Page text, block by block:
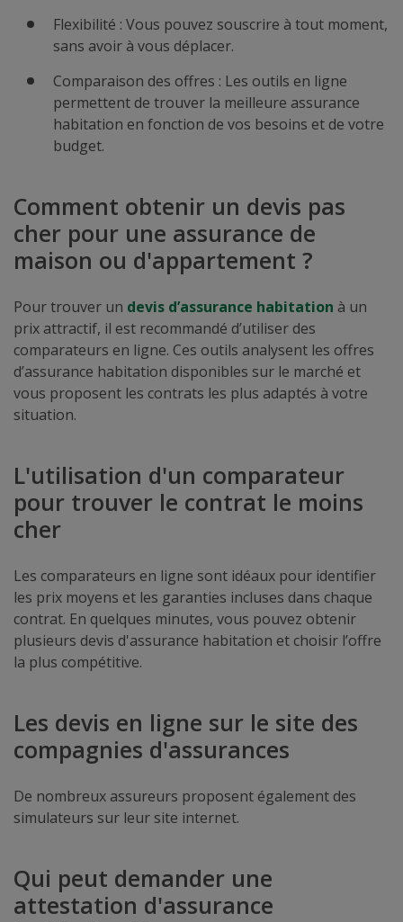
Flexibilité : Vous pouvez souscrire à tout moment,
sans avoir à vous déplacer.
Comparaison des offres : Les outils en ligne
permettent de trouver la meilleure assurance
habitation en fonction de vos besoins et de votre
budget.
Comment obtenir un devis pas
cher pour une assurance de
maison ou d'appartement ?
Pour trouver un devis d’assurance habitation à un
prix attractif, il est recommandé d’utiliser des
comparateurs en ligne. Ces outils analysent les offres
d’assurance habitation disponibles sur le marché et
vous proposent les contrats les plus adaptés à votre
situation.
L'utilisation d'un comparateur
pour trouver le contrat le moins
cher
Les comparateurs en ligne sont idéaux pour identifier
les prix moyens et les garanties incluses dans chaque
contrat. En quelques minutes, vous pouvez obtenir
plusieurs devis d'assurance habitation et choisir l’offre
la plus compétitive.
Les devis en ligne sur le site des
compagnies d'assurances
De nombreux assureurs proposent également des
simulateurs sur leur site internet.
Qui peut demander une
attestation d'assurance